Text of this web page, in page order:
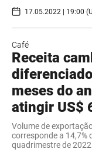
17.05.2022 | 19:00
Café
Receita
meses do
atingir US$
Volume de
corresponde a 14,7%
quadrimestre de 2022